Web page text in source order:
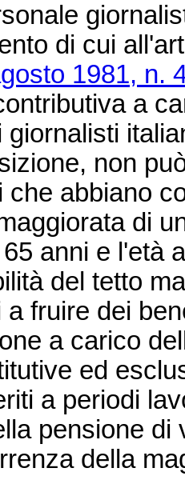
di cui
1981, n.
a
giornalisti
non
che abbiano
di
anni e l'età
del tetto
fruire dei
a carico
ed
a periodi
pensione
della